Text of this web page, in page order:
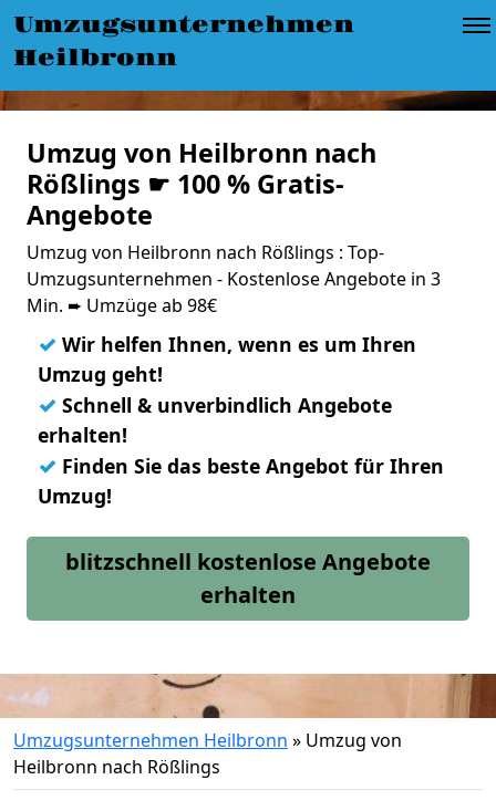
Umzugsunternehmen
Heilbronn
Umzug von Heilbronn nach
Rößlings ☛ 100 % Gratis-
Angebote
Umzug von Heilbronn nach Rößlings : Top-
Umzugsunternehmen - Kostenlose Angebote in 3
Min. ➨ Umzüge ab 98€
✓ Wir helfen Ihnen, wenn es um Ihren
Umzug geht!
✓ Schnell & unverbindlich Angebote
erhalten!
✓ Finden Sie das beste Angebot für Ihren
Umzug!
blitzschnell kostenlose Angebote
erhalten
Umzugsunternehmen Heilbronn » Umzug von
Heilbronn nach Rößlings